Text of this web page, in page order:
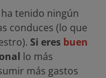
tenido ningún
conduces (lo que
Si eres buen
lo más
más gastos